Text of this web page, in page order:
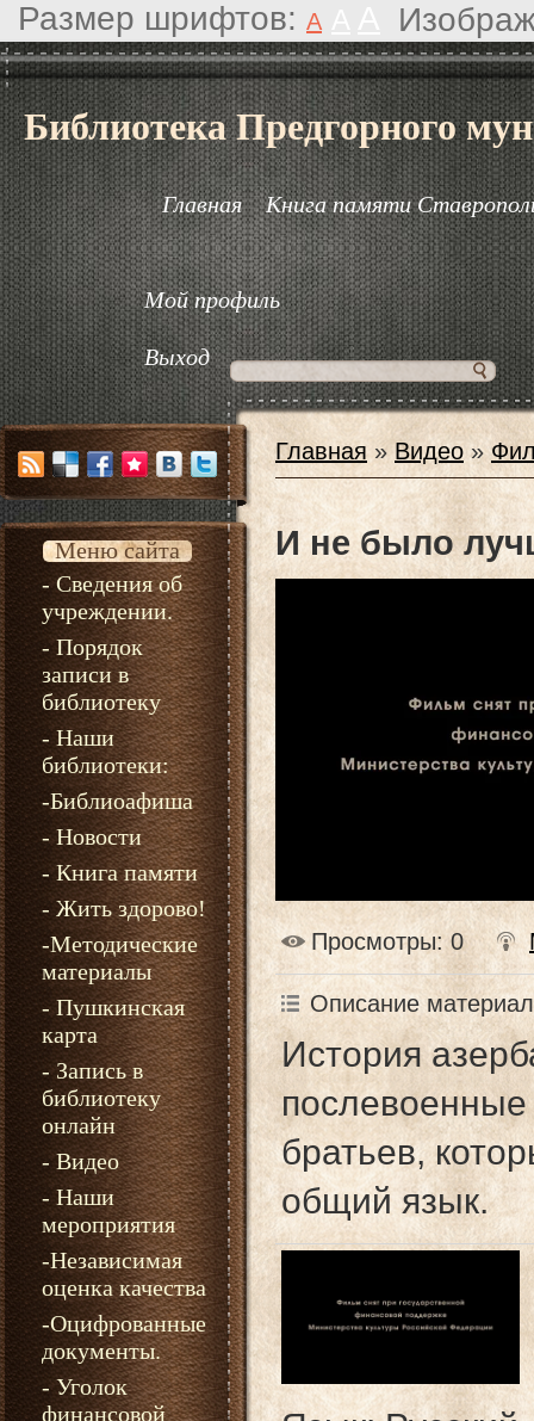
Размер шрифтов: A
Библиотека Предгорного
Главная Книга памяти
Мой профиль
Выход
Меню сайта
- Сведения об
учреждении.
- Порядок
записи в
библиотеку
- Наши
библиотеки:
-Библиоафиша
- Новости
- Книга памяти
- Жить здорово!
-Методические
материалы
- Пушкинская
карта
- Запись в
библиотеку
онлайн
- Видео
- Наши
мероприятия
-Независимая
оценка качества
-Оцифрованные
документы.
- Уголок
финансовой
Главная »Видео »
И не было
Просмотры: 0
Описание
История
братьев,
общий язык.